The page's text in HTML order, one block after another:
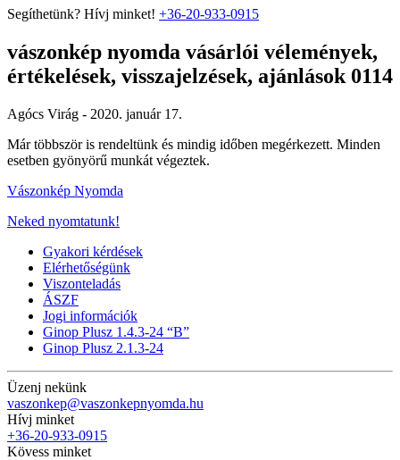
Segíthetünk? Hívj minket! +36-20-933-0915
vászonkép nyomda vásárlói vélemények,
értékelések, visszajelzések, ajánlások 0114
Agócs Virág - 2020. január 17.
Már többször is rendeltünk és mindig időben megérkezett. Minden
esetben gyönyörű munkát végeztek.
Vászonkép Nyomda
Neked nyomtatunk!
Gyakori kérdések
Elérhetőségünk
Viszonteladás
ÁSZF
Jogi információk
Ginop Plusz 1.4.3-24 “B”
Ginop Plusz 2.1.3-24
Üzenj nekünk
vaszonkep@vaszonkepnyomda.hu
Hívj minket
+36-20-933-0915
Kövess minket